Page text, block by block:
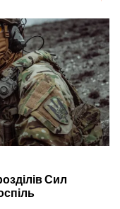
Сил